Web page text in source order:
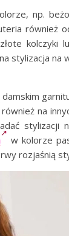
np.
również
kolczyki
stylizacja na
na
stylizacji
w kolorze
rozjaśnią